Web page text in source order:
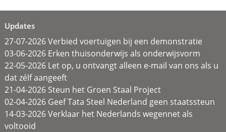
Updates
27-07-2026 Verbied voertuigen bij een demonstratie
03-06-2026 Erken thuisonderwijs als onderwijsvorm
22-05-2026 Let op, u ontvangt alleen e-mail van ons als u
dat zélf aangeeft
21-04-2026 Steun het Groen Staal Project
02-04-2026 Geef Tata Steel Nederland geen staatssteun
14-03-2026 Verklaar het Nederlands wegennet als
voltooid